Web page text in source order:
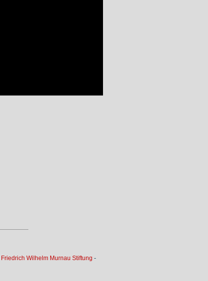
Friedrich Wilhelm Murnau Stiftung -